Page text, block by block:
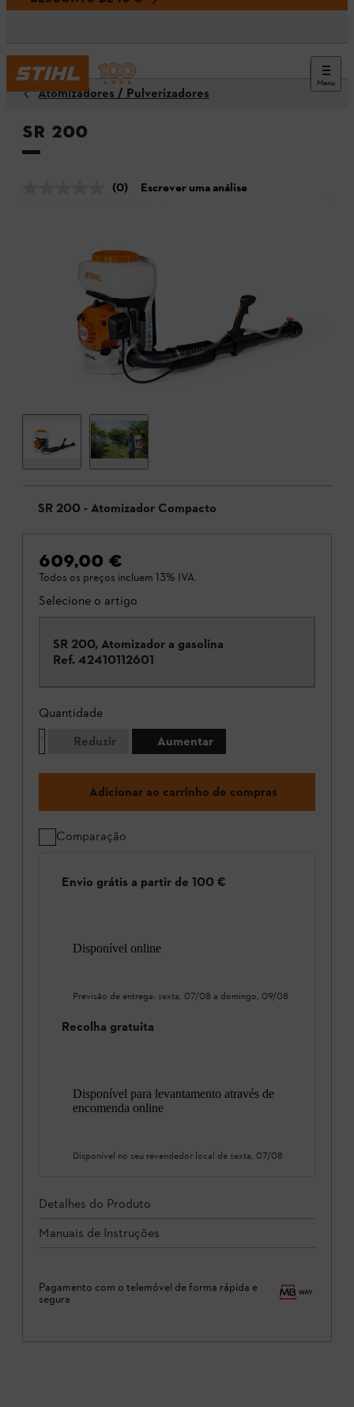
Menu
Atomizadores / Pulverizadores
SR 200
(0) Escrever uma análise
SR 200 - Atomizador Compacto
609,00 €
Todos os preços incluem 13% IVA.
Selecione o artigo
SR 200, Atomizador a gasolina
Ref. 42410112601
Quantidade
Reduzir
Aumentar
Adicionar ao carrinho de compras
Comparação
Envio grátis a partir de 100 €
Disponível online
Previsão de entrega: sexta, 07/08 a domingo, 09/08
Recolha gratuita
Disponível para levantamento através de
encomenda online
Disponível no seu revendedor local de sexta, 07/08
Detalhes do Produto
Manuais de Instruções
Pagamento com o telemóvel de forma rápida e
segura